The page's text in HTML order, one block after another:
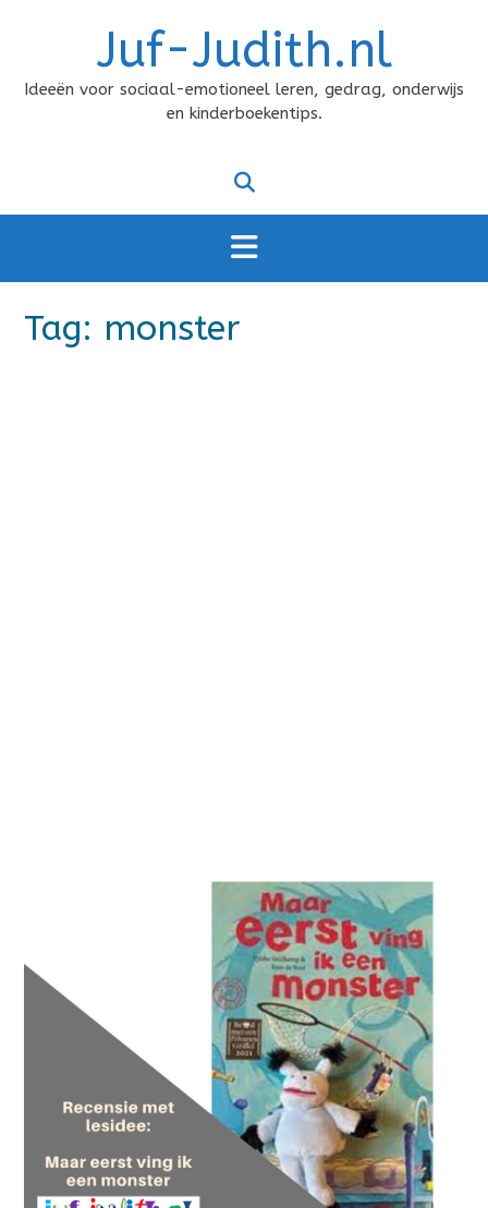
Juf-Judith.nl
Ideeën voor sociaal-emotioneel leren, gedrag, onderwijs
en kinderboekentips.
Tag: monster